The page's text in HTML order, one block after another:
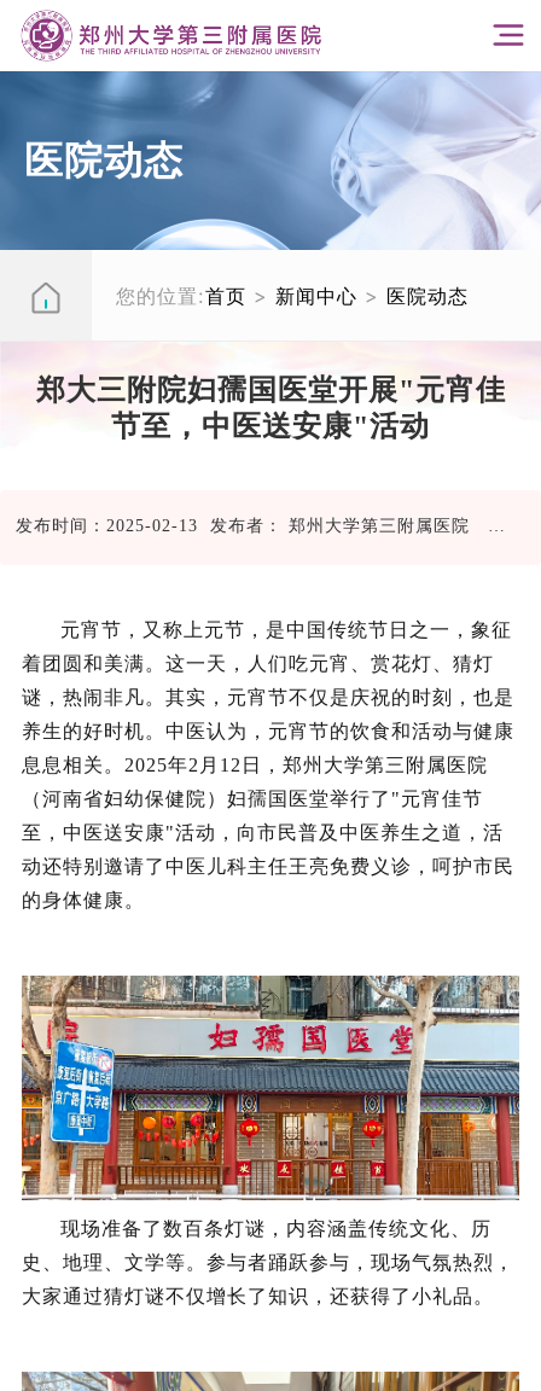
医院动态
您的位置:首页 > 新闻中心 > 医院动态
郑大三附院妇孺国医堂开展"元宵佳
节至，中医送安康"活动
发布时间：2025-02-13 发布者： 郑州大学第三附属医院
元宵节，又称上元节，是中国传统节日之一，象征
着团圆和美满。这一天，人们吃元宵、赏花灯、猜灯
谜，热闹非凡。其实，元宵节不仅是庆祝的时刻，也是
养生的好时机。中医认为，元宵节的饮食和活动与健康
息息相关。2025年2月12日，郑州大学第三附属医院
（河南省妇幼保健院）妇孺国医堂举行了 "元宵佳节
至，中医送安康"活动，向市民普及中医养生之道， 活
动还特别邀请了中医儿科主任王亮免费义诊，呵护市民
的身体健康。
现场准备了数百条灯谜，内容涵盖传统文化、历
史、地理、文学等。 参与者踊跃参与，现场气氛热烈，
大家通过猜灯谜不仅增长了知识，还获得了小礼品。